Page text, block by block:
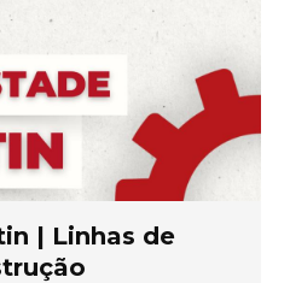
| Linhas de